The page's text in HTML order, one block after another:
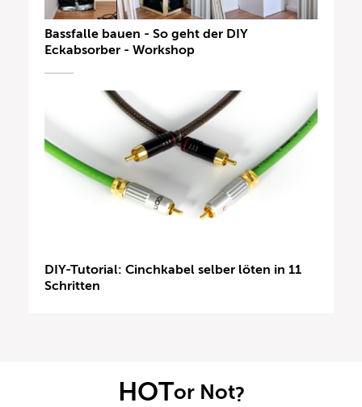
Bassfalle bauen - So geht der DIY
Eckabsorber - Workshop
DIY-Tutorial: Cinchkabel selber löten in 11
Schritten
HOTor Not?